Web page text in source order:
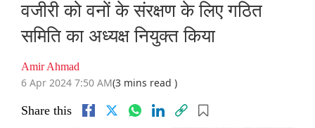
वजीरी को वनों के संरक्षण के लिए गठित
समिति का अध्यक्ष नियुक्त किया
Amir Ahmad
6 Apr 2024 7:50 AM(3 mins read )
Share this